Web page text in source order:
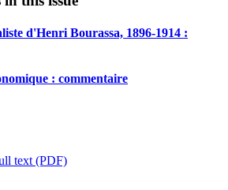
d'Henri Bourassa, 1896-1914 :
: commentaire
text (PDF)